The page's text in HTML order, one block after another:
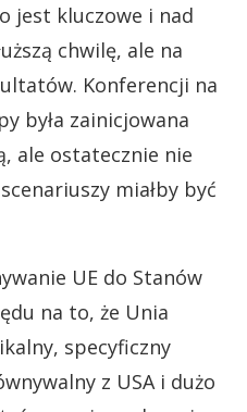
jest kluczowe i nad
chwilę, ale na
Konferencji na
była zainicjowana
ale ostatecznie nie
miałby być
UE do Stanów
na to, że Unia
specyficzny
z USA i dużo